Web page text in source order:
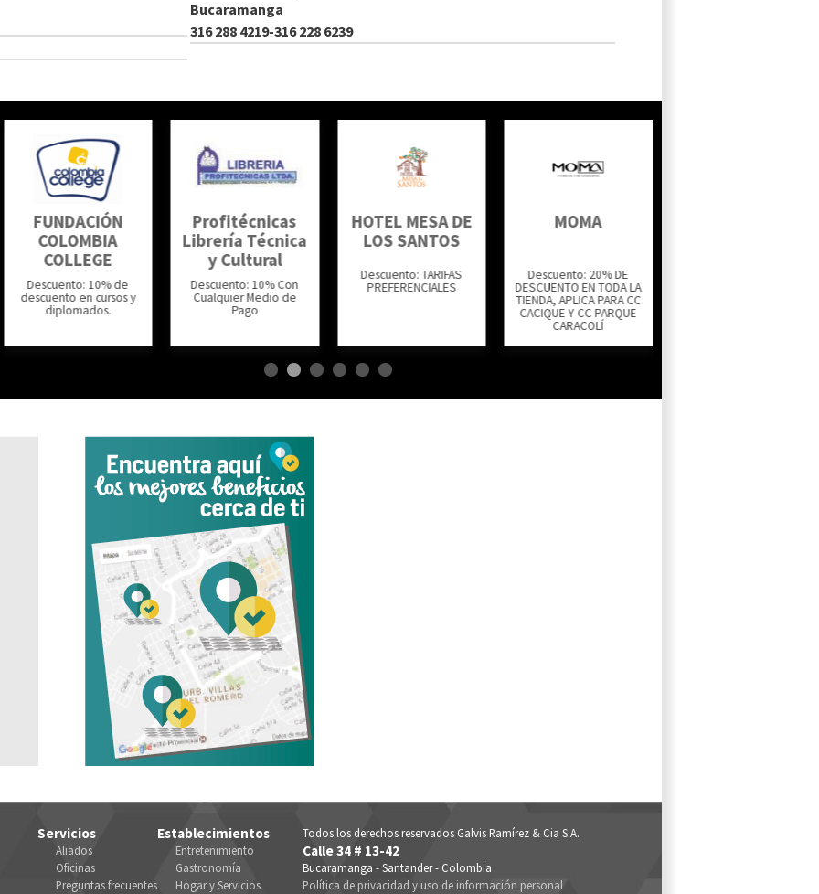
Bucaramanga
316 288 4219-316 228 6239
FUNDACIÓN
COLOMBIA
COLLEGE
Descuento: 10% de
descuento en cursos y
diplomados.
Profitécnicas
Librería Técnica
y Cultural
Descuento: 10% Con
Cualquier Medio de
Pago
HOTEL MESA DE
LOS SANTOS
Descuento: TARIFAS
PREFERENCIALES
MOMA
Descuento: 20% DE
DESCUENTO EN TODA LA
TIENDA, APLICA PARA CC
CACIQUE Y CC PARQUE
CARACOLÍ
Servicios
Aliados
Oficinas
Preguntas frecuentes
Establecimientos
Entretenimiento
Gastronomía
Hogar y Servicios
Todos los derechos reservados Galvis Ramírez & Cia S.A.
Calle 34 # 13-42
Bucaramanga - Santander - Colombia
Política de privacidad y uso de información personal